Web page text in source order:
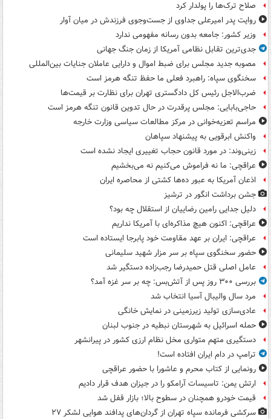
صلاح ترک‌ها را پولدار کرد
روایت پدر امیرعلی جداوی از جست‌وجوی فرزندش در میان آوار
وزیر کشور: جامعه بدون رسانه مفهومی ندارد
جدی‌ترین تقابل نظامی آمریکا از زمان جنگ جهانی
مصوبه جدید مجلس برای ضبط اموال و دارایی عاملان جنایات بین‌المللی
سخنگوی سپاه: راهبرد فعلی ما حفظ تنگه هرمز است
ضرب‌الاجل رئیس کل دادگستری تهران برای نظارت بر قیمت‌ها
حاجی‌بابایی: مجلس پرقدرت در حال تدوین قانون تنگه هرمز است
مراسم تعزیه‌خوانی در مرکز مطالعات سیاسی وزارت خارجه
واکنش ابرقویی به پیشنهاد سپاهان
زینی‌وند: در مورد قانون حجاب تغییری ایجاد نشده است
عراقچی: ما نه فراموش می‌کنیم نه می‌بخشیم
اذعان آمریکا به عبور ده‌ها کشتی از محاصره ایران
جشن برداشت انگور در ترشیز
دلیل جدایی رامین رضاییان از استقلال چه بود؟
عراقچی: اکنون هیچ مذاکره‌ای با آمریکا نداریم
عراقچی: ایران بر عهد مقاومت خود پابرجا ایستاده است
حضور سخنگوی سپاه بر سر مزار شهید سلیمانی
عامل اصلی قتل حمیدرضا رجب‌زاده دستگیر شد
بررسی ۳۰۰ روز پس از آتش‌بس: چه بر سر غزه آمد؟
مرد سال والیبال آسیا انتخاب شد
عادی‌سازی تولید زیرزمینی در نمایش خانگی
حمله اسرائیل به شهرستان نبطیه در جنوب لبنان
دستگیری متهم متواری مخل نظام ارزی کشور در پیرانشهر
ترامپ در دام ایران افتاده است!
رونمایی از کتاب محرم و عاشورا با حضور عراقچی
ارتش یمن: تاسیسات آرامکو را در جیزان هدف قرار دادیم
قیمت خودرو همچنان در سطوح بالا؛ بازار قفل شد
سرکشی فرمانده سپاه تهران از گردان‌های پدافند هوایی لشکر ۲۷